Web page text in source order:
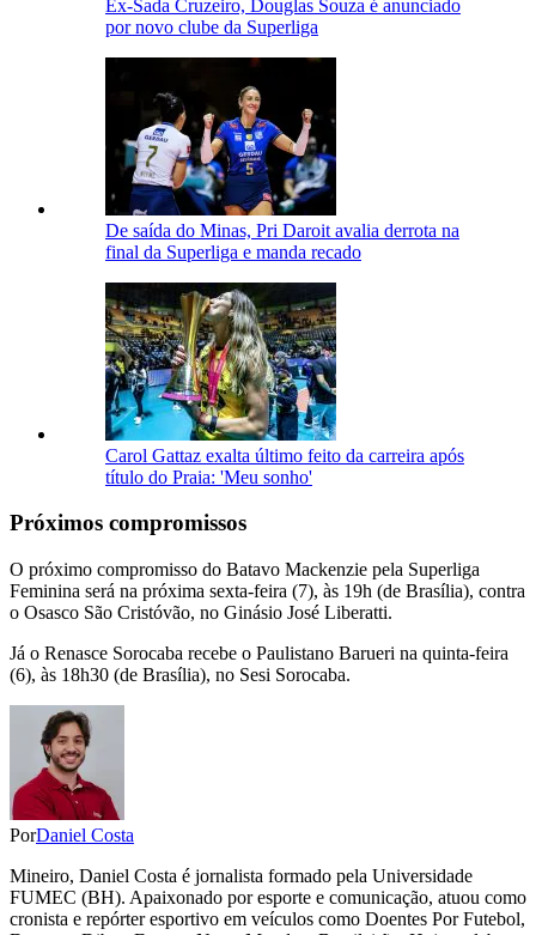
Ex-Sada Cruzeiro, Douglas Souza é anunciado
por novo clube da Superliga
De saída do Minas, Pri Daroit avalia derrota na
final da Superliga e manda recado
Carol Gattaz exalta último feito da carreira após
título do Praia: 'Meu sonho'
Próximos compromissos
O próximo compromisso do Batavo Mackenzie pela Superliga
Feminina será na próxima sexta-feira (7), às 19h (de Brasília), contra
o Osasco São Cristóvão, no Ginásio José Liberatti.
Já o Renasce Sorocaba recebe o Paulistano Barueri na quinta-feira
(6), às 18h30 (de Brasília), no Sesi Sorocaba.
PorDaniel Costa
Mineiro, Daniel Costa é jornalista formado pela Universidade
FUMEC (BH). Apaixonado por esporte e comunicação, atuou como
cronista e repórter esportivo em veículos como Doentes Por Futebol,